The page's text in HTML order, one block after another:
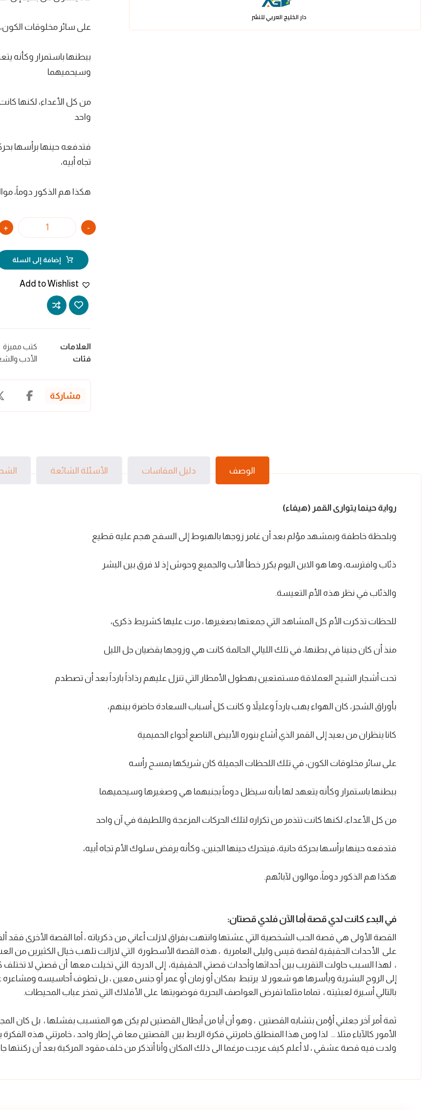
على سائر مخلوقات
ببطنها باستمرار وكأنه
وسيحميهما
من كل الأعداء، لكنها
واحد
فتدفعه حينها برأسها
تجاه أبيه،
هكذا هم الذكور دوماً،
-
+
إضافة إلى السلة
Add to Wishlist
العلامات
كتب مميزة
فئات
الأدب
الوصف دليل المقاسات الأسئلة الشائعة
رواية حينما يتوارى القمر (هيفاء)
وبلحظة خاطفة وبمشهد مؤلم بعد أن غامر زوجها بالهبوط إلى السفح هجم عليه قطيع
ذئاب وافترسه، وها هو الابن اليوم يكرر خطأ الأب والجميع وحوش إذ لا فرق بين البشر
والذئاب في نظر هذه الأم التعيسة.
للحظات تذكرت الأم كل المشاهد التي جمعتها بصغيرها ، مرت عليها كشريط ذكرى،
منذ أن كان جنينا في بطنها، في تلك الليالي الحالمة كانت هي وزوجها يقضيان جل الليل
تحت أشجار الشيح العملاقة مستمتعين بهطول الأمطار التي تنزل عليهم رذاذاً بارداً بعد أن تصطدم
بأوراق الشجر، كان الهواء يهب بارداً وعليلاً و كانت كل أسباب السعادة حاضرة بينهم،
كانا ينظران من بعيد إلى القمر الذي أشاع بنوره الأبيض الناصع أجواء الحميمية
على سائر مخلوقات الكون، في تلك اللحظات الجميلة كان شريكها يمسح رأسه
ببطنها باستمرار وكأنه يتعهد لها بأنه سيظل دوماً بجنبهما هي وصغيرها وسيحميهما
من كل الأعداء، لكنها كانت تتذمر من تكراره لتلك الحركات المزعجة واللطيفة في آن واحد
فتدفعه حينها برأسها بحركة حانية، فيتحرك حينها الجنين، وكأنه يرفض سلوك الأم تجاه أبيه،
هكذا هم الذكور دوماً، موالون لآبائهم.
في البدء كانت لدي قصة أما الآن فلدي قصتان:
القصة الأولى هي قصة الحب الشخصية التي عشتها وانتهت بفراق لازلت أعاني من ذكرياته ، أما القصة الأخرى فقد
على الأحداث الحقيقية لقصة قيس وليلى العامرية ، هذه القصة الأسطورة التي لازالت تلهب خيال الكثيرين من
، لهذا السبب حاولت التقريب بين أحداثها وأحداث قصتي الحقيقية، إلى الدرجة التي تخيلت معها أن قصتي لا
إلى الروح البشرية ويأسرها هو شعور لا يرتبط بمكان أو زمان أو عمر أو جنس معين ، بل تطوف أحاسيسه ومشاعره
بالتالي أسيرة لعبثيته ، تماما مثلما تفرض العواصف البحرية فوضويتها على الأفلاك التي تمخر عباب المحيطات.
ثمة أمر آخر جعلني أؤمن بتشابه القصتين ، وهو أن أيا من أبطال القصتين لم يكن هو المتسبب بفشلها ، بل كان
الأمور كالآباء مثلا … لذا ومن هذا المنطلق خامرتني فكرة الربط بين القصتين معا في إطار واحد ، خامرتني هذه الفكرة
ولدت فيه قصة عشقي ، لا أعلم كيف عرجت مرغما الى ذلك المكان وأنا أتذكر من خلف مقود المركبة بعد أن ركنتها